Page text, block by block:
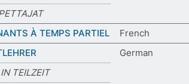
À TEMPS PARTIEL
French
German
TEILZEIT